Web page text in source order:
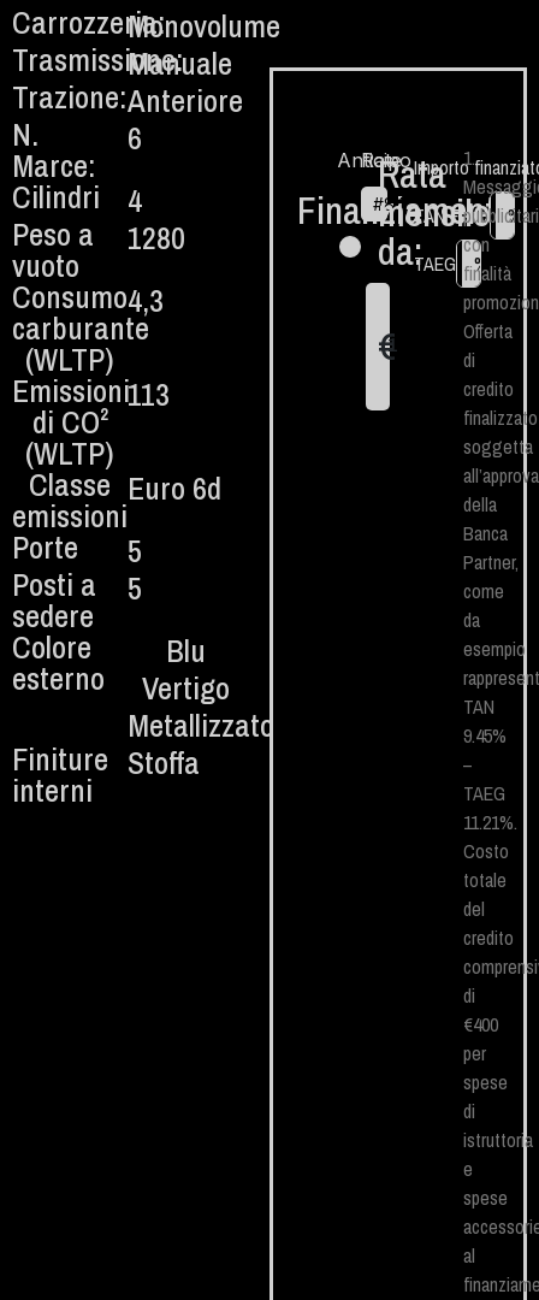
Carrozzeria:Monovolume
Trasmissione:Manuale
Trazione:Anteriore
N.
Marce:
6
Cilindri
4
Peso a
vuoto
1280
Consumo
carburante
(WLTP)
4,3
Emissioni
di CO²
(WLTP)​
113
Classe
emissioni
Euro 6d
Porte
5
Posti a
sedere
5
Colore
esterno
Blu
Vertigo
Metallizzato
Finiture
interni
Stoffa
Finanziamento
Anticipo
€
Rate
#84
Rata
mensile
da:
€
1
Importo
TAN Fisso
%
TAEG
%
1.
con
finalità
Offerta
di
credito
finalizzato
soggetta
della
Banca
Partner,
come
da
esempio
TAN
9.45%
–
TAEG
11.21%.
Costo
totale
del
credito
di
€400
per
spese
di
istruttoria
e
spese
al